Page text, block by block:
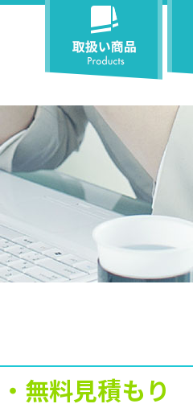
無料見積もり